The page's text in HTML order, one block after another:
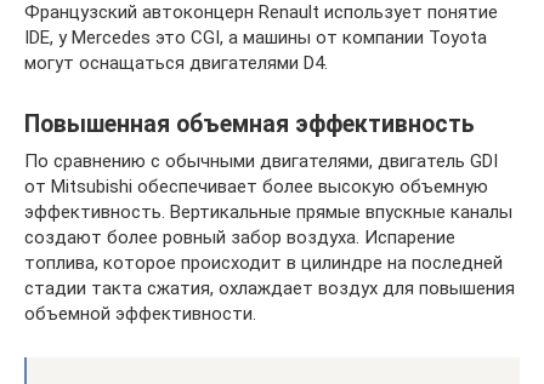
Французский автоконцерн Renault использует понятие
IDE, у Mercedes это CGI, а машины от компании Toyota
могут оснащаться двигателями D4.
Повышенная объемная эффективность
По сравнению с обычными двигателями, двигатель GDI
от Mitsubishi обеспечивает более высокую объемную
эффективность. Вертикальные прямые впускные каналы
создают более ровный забор воздуха. Испарение
топлива, которое происходит в цилиндре на последней
стадии такта сжатия, охлаждает воздух для повышения
объемной эффективности.